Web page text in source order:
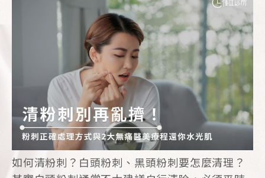
如何清粉刺？白頭粉刺、黑頭粉刺要怎麼清理？